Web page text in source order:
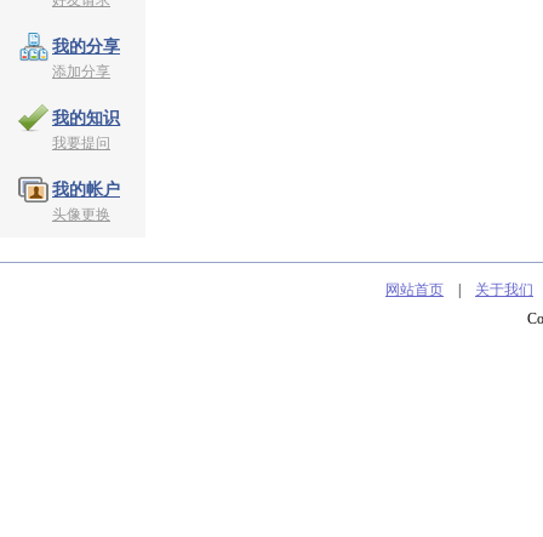
我的分享
添加分享
我的知识
我要提问
我的帐户
头像更换
网站首页 关于我们